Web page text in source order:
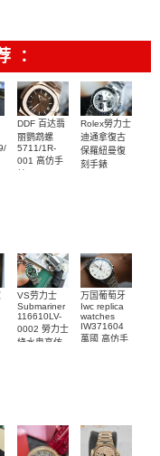
：
9W6
DDF 百达翡
丽鹦鹉螺
5711/1R-
001 高仿手
Rolex勞力士
迪通拿復古
保羅紐曼復
刻手錶
VS劳力士
Submariner
116610LV-
0002 勞力士
綠水鬼高仿
万国葡萄牙
Iwc replica
watches
IW371604
萬國 高仿手